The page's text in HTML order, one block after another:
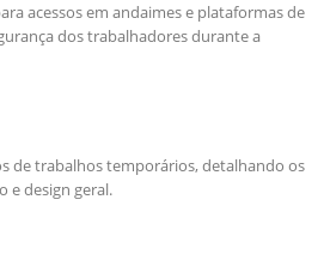
acessos em andaimes e plataformas de
dos trabalhadores durante a
de trabalhos temporários, detalhando os
e design geral.